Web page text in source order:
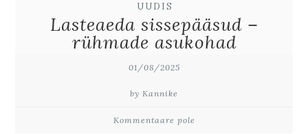
UUDIS
Lasteaeda sissepääsud –
rühmade asukohad
01/08/2025
by Kannike
Kommentaare pole